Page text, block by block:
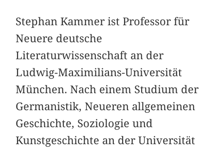
Stephan Kammer ist Professor für
Neuere deutsche
Literaturwissenschaft an der
Ludwig-Maximilians-Universität
München. Nach einem Studium der
Germanistik, Neueren allgemeinen
Geschichte, Soziologie und
Kunstgeschichte an der Universität